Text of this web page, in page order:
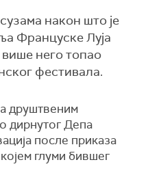
након што је
Француске Луја
него топао
фестивала.
друштвеним
дирнутог Депа
после приказа
глуми бившег